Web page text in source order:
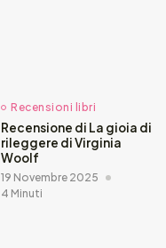
Recensioni libri
Recensione di La gioia di
rileggere di Virginia
Woolf
19 Novembre 2025
4 Minuti